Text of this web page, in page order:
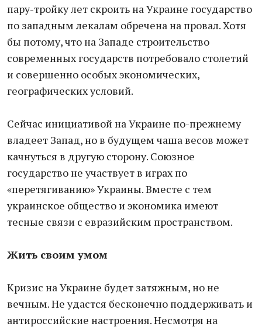
пару-тройку лет скроить на Украине государство
по западным лекалам обречена на провал. Хотя
бы потому, что на Западе строительство
современных государств потребовало столетий
и совершенно особых экономических,
географических условий.
Сейчас инициативой на Украине по-прежнему
владеет Запад, но в будущем чаша весов может
качнуться в другую сторону. Союзное
государство не участвует в играх по
«перетягиванию» Украины. Вместе с тем
украинское общество и экономика имеют
тесные связи с евразийским пространством.
Жить своим умом
Кризис на Украине будет затяжным, но не
вечным. Не удастся бесконечно поддерживать и
антироссийские настроения. Несмотря на